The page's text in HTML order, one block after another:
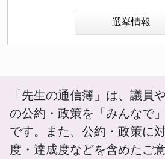
選挙情報
「先生の通信簿」は、議員
の公約・政策を「みんなで
です。また、公約・政策に
度・達成度などを含めたご